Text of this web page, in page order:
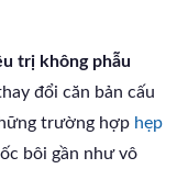
trị không phẫu
đổi căn bản cấu
trường hợp hẹp
bôi gần như vô